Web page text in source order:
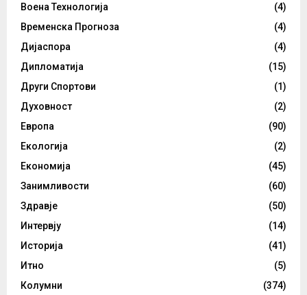
Воена Технологија
(4)
Временска Прогноза
(4)
Дијаспора
(4)
Дипломатија
(15)
Други Спортови
(1)
Духовност
(2)
Европа
(90)
Екологија
(2)
Економија
(45)
Занимливости
(60)
Здравје
(50)
Интервју
(14)
Историја
(41)
Итно
(5)
Колумни
(374)